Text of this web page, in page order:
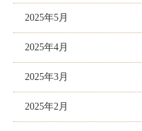
2025年5月
2025年4月
2025年3月
2025年2月